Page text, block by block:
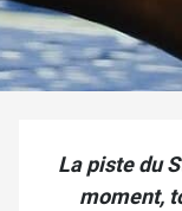
La piste du
moment,